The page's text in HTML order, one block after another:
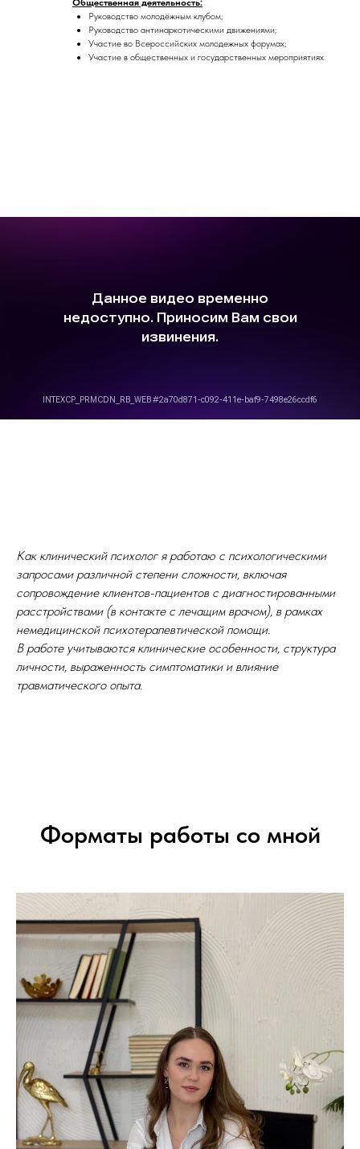
Общественная деятельность:
Руководство молодёжным клубом;
Руководство антинаркотическими движениями;
Участие во Всероссийских молодежных форумах;
Участие в общественных и государственных мероприятиях
Как клинический психолог я работаю с психологическими
запросами различной степени сложности, включая
сопровождение клиентов-пациентов с диагностированными
расстройствами (в контакте с лечащим врачом), в рамках
немедицинской психотерапевтической помощи.
В работе учитываются клинические особенности, структура
личности, выраженность симптоматики и влияние
травматического опыта.
Форматы работы со мной